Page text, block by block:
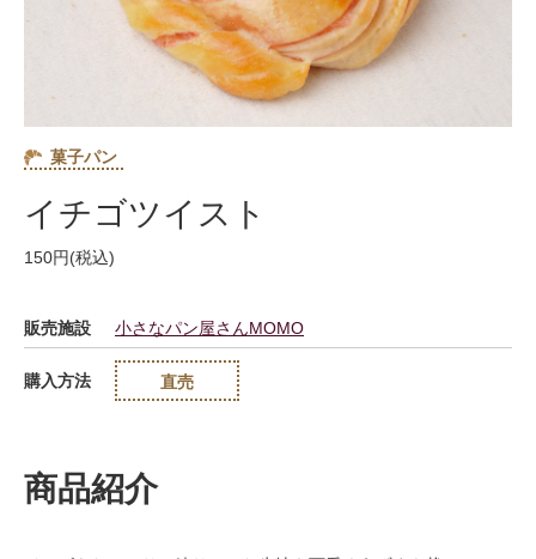
菓子パン
イチゴツイスト
150円(税込)
販売施設 小さなパン屋さんMOMO
購入方法 直売
商品紹介